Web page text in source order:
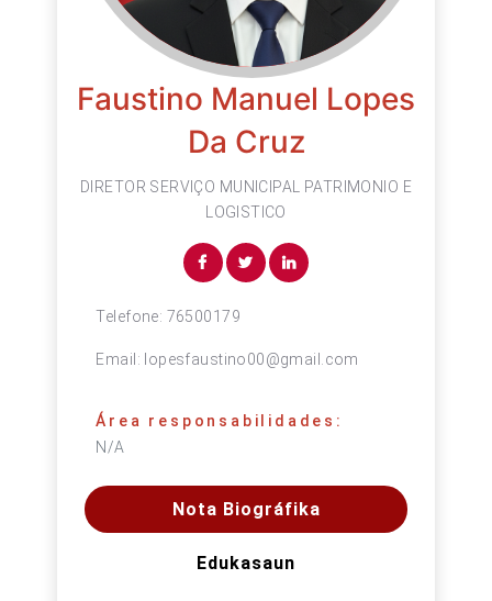
Faustino Manuel Lopes
Da Cruz
DIRETOR SERVIÇO MUNICIPAL PATRIMONIO E
LOGISTICO
Telefone: 76500179
Email: lopesfaustino00@gmail.com
Área responsabilidades:
N/A
Nota Biográfika
Edukasaun